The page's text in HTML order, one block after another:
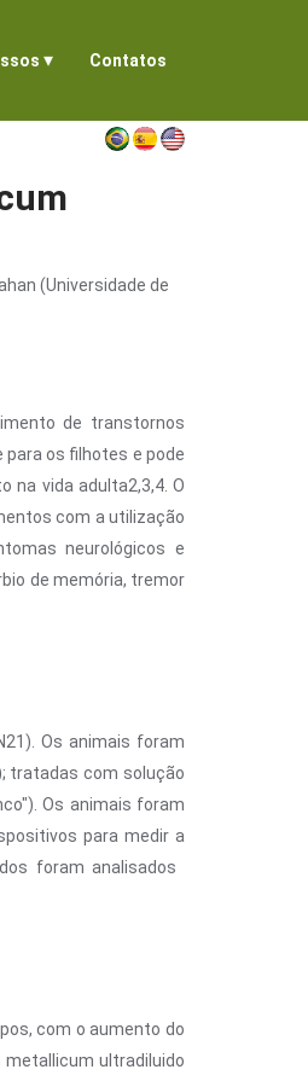
▾ Contatos
(Universidade de
de transtornos
os filhotes e pode
na vida adulta2,3,4. O
com a utilização
neurológicos e
de memória, tremor
Os animais foram
tratadas com solução
Os animais foram
para medir a
foram analisados
com o aumento do
metallicum ultradiluido